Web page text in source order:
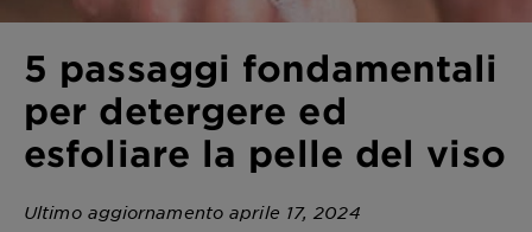
5 passaggi fondamentali
per detergere ed
esfoliare la pelle del viso
Ultimo aggiornamento aprile 17, 2024